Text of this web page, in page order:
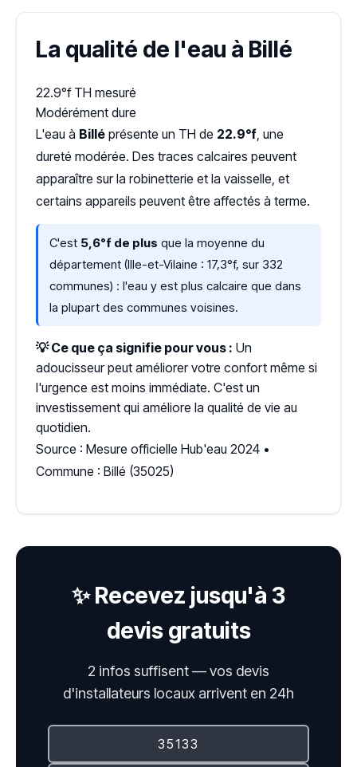
La qualité de l'eau à Billé
22.9°f TH mesuré
Modérément dure
L'eau à Billé présente un TH de 22.9°f, une
dureté modérée. Des traces calcaires peuvent
apparaître sur la robinetterie et la vaisselle, et
certains appareils peuvent être affectés à terme.
C'est 5,6°f de plus que la moyenne du
département (Ille-et-Vilaine : 17,3°f, sur 332
communes) : l'eau y est plus calcaire que dans
la plupart des communes voisines.
💡 Ce que ça signifie pour vous : Un
adoucisseur peut améliorer votre confort même si
l'urgence est moins immédiate. C'est un
investissement qui améliore la qualité de vie au
quotidien.
Source : Mesure officielle Hub'eau 2024 •
Commune : Billé (35025)
✨ Recevez jusqu'à 3
devis gratuits
2 infos suffisent — vos devis
d'installateurs locaux arrivent en 24h